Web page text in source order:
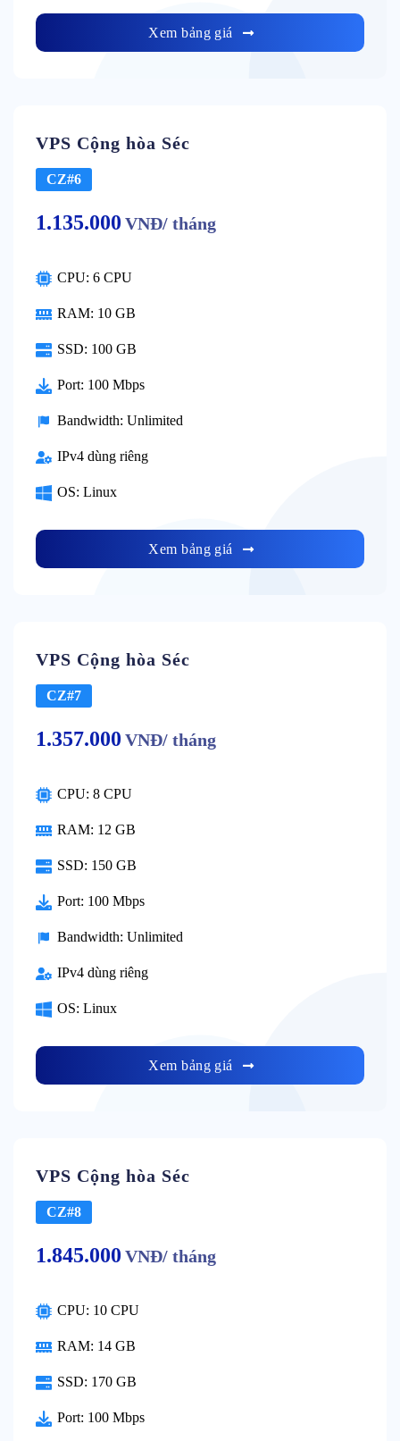
Xem bảng giá
VPS Cộng hòa Séc
CZ#6
1.135.000 VNĐ/ tháng
CPU: 6 CPU
RAM: 10 GB
SSD: 100 GB
Port: 100 Mbps
Bandwidth: Unlimited
IPv4 dùng riêng
OS: Linux
Xem bảng giá
VPS Cộng hòa Séc
CZ#7
1.357.000 VNĐ/ tháng
CPU: 8 CPU
RAM: 12 GB
SSD: 150 GB
Port: 100 Mbps
Bandwidth: Unlimited
IPv4 dùng riêng
OS: Linux
Xem bảng giá
VPS Cộng hòa Séc
CZ#8
1.845.000 VNĐ/ tháng
CPU: 10 CPU
RAM: 14 GB
SSD: 170 GB
Port: 100 Mbps